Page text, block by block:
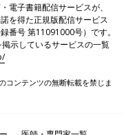
電子書籍配信サービスが、
を得た正規版配信サービス
番号 第11091000号）です。
示しているサービスの一覧
コンテンツの無断転載を禁じま